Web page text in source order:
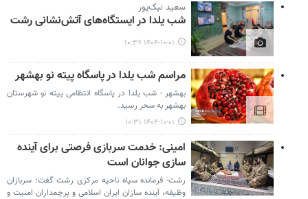
سعید نیک‌پور
شب یلدا در ایستگاه‌های آتش‌نشانی رشت
۱۴۰۴-۱۰-۰۱ ۱۰:۳۶
مراسم شب یلدا در پاسگاه پیته نو بهشهر
بهشهر - شب یلدا در پاسگاه انتظامی پیته نو شهرستان
بهشهر به سحر رسید.
۱۴۰۴-۱۰-۰۱ ۱۰:۳۱
امینی: خدمت سربازی فرصتی برای آینده‌
سازی جوانان است
رشت- فرمانده سپاه ناحیه مرکزی رشت گفت: سربازان
وظیفه، آینده‌ سازان ایران اسلامی و پرچمداران امنیت و